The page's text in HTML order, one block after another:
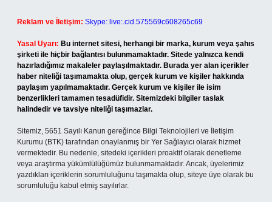
Reklam ve İletişim: Skype: live:.cid.575569c608265c69
Yasal Uyarı: Bu internet sitesi, herhangi bir marka, kurum veya şahıs
şirketi ile hiçbir bağlantısı bulunmamaktadır. Sitede yalnızca kendi
hazırladığımız makaleler paylaşılmaktadır. Burada yer alan içerikler
haber niteliği taşımamakta olup, gerçek kurum ve kişiler hakkında
paylaşım yapılmamaktadır. Gerçek kurum ve kişiler ile isim
benzerlikleri tamamen tesadüfidir. Sitemizdeki bilgiler taslak
halindedir ve tavsiye niteliği taşımazlar.
Sitemiz, 5651 Sayılı Kanun gereğince Bilgi Teknolojileri ve İletişim
Kurumu (BTK) tarafından onaylanmış bir Yer Sağlayıcı olarak hizmet
vermektedir. Bu nedenle, sitedeki içerikleri proaktif olarak denetleme
veya araştırma yükümlülüğümüz bulunmamaktadır. Ancak, üyelerimiz
yazdıkları içeriklerin sorumluluğunu taşımakta olup, siteye üye olarak bu
sorumluluğu kabul etmiş sayılırlar.